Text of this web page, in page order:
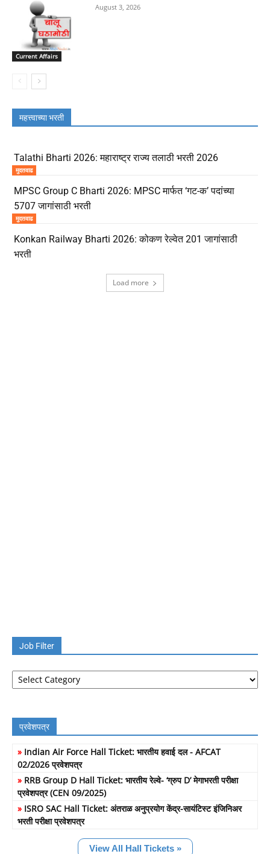
Current Affairs
August 3, 2026
महत्त्वाच्या भरती
Talathi Bharti 2026: महाराष्ट्र राज्य तलाठी भरती 2026
मुदतवाढ
MPSC Group C Bharti 2026: MPSC मार्फत ‘गट-क’ पदांच्या
5707 जागांसाठी भरती
मुदतवाढ
Konkan Railway Bharti 2026: कोकण रेल्वेत 201 जागांसाठी
भरती
Load more
Job Filter
Job
Filter
प्रवेशपत्र
» Indian Air Force Hall Ticket: भारतीय हवाई दल - AFCAT
02/2026 प्रवेशपत्र
» RRB Group D Hall Ticket: भारतीय रेल्वे- ‘ग्रुप D’ मेगाभरती परीक्षा
प्रवेशपत्र (CEN 09/2025)
» ISRO SAC Hall Ticket: अंतराळ अनुप्रयोग केंद्र-सायंटिस्ट इंजिनिअर
भरती परीक्षा प्रवेशपत्र
View All Hall Tickets »